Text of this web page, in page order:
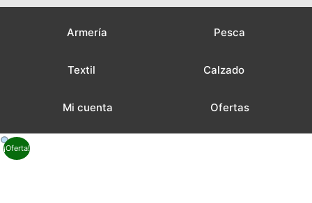
Armería Pesca
Textil Calzado
Mi cuenta Ofertas
¡Oferta!